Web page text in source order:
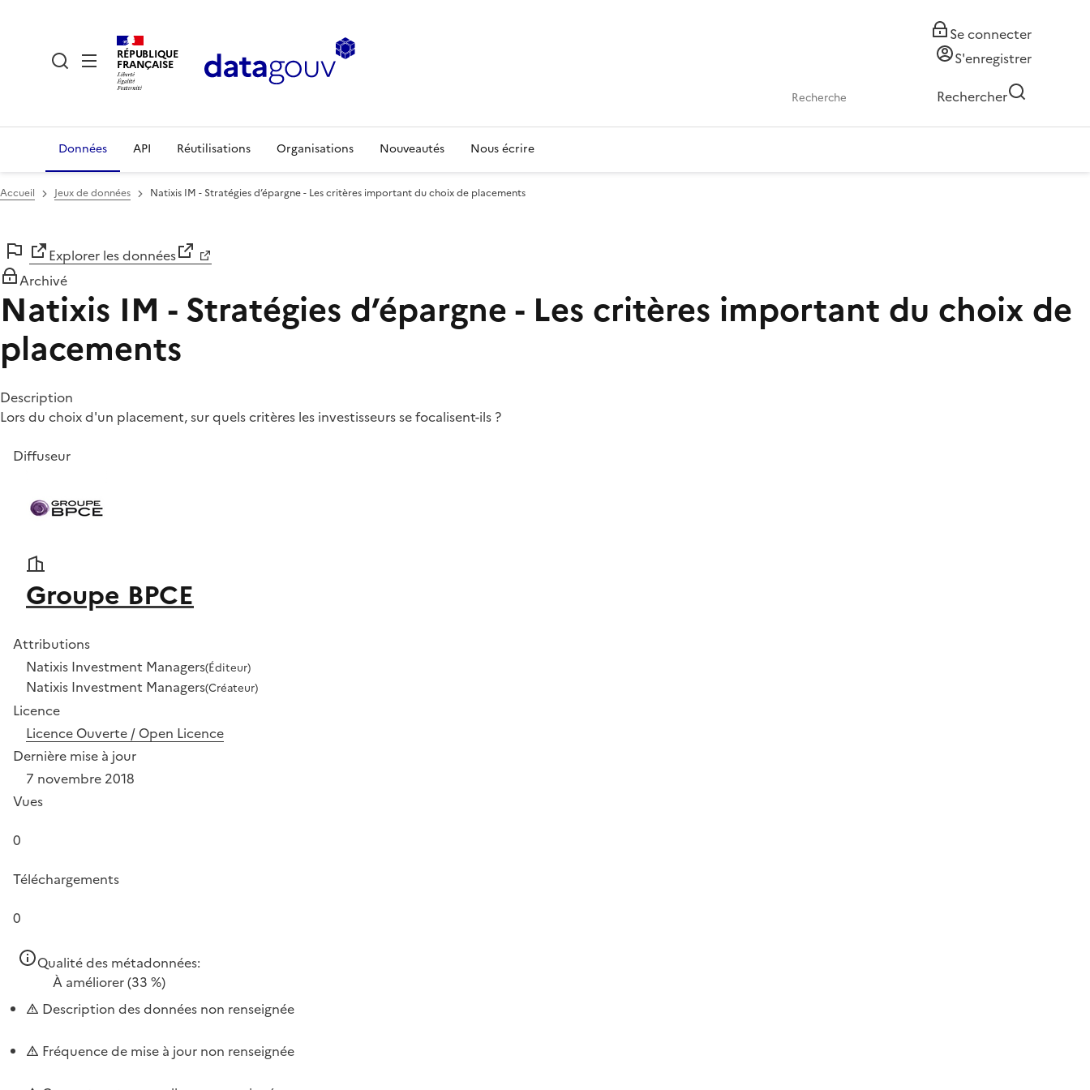
RÉPUBLIQUE
FRANÇAISE
Se connecter
S'enregistrer
Rechercher
Données API Réutilisations Organisations Nouveautés Nous écrire
Accueil Jeux de données Natixis IM - Stratégies d’épargne - Les critères important du choix de placements
Explorer les données
Archivé
Natixis IM - Stratégies d’épargne - Les critères important du choix de
placements
Description
Lors du choix d'un placement, sur quels critères les investisseurs se focalisent-ils ?
Diffuseur
Groupe BPCE
Attributions
Natixis Investment Managers(Éditeur)
Natixis Investment Managers(Créateur)
Licence
Licence Ouverte / Open Licence
Dernière mise à jour
7 novembre 2018
Vues
0
Téléchargements
0
Qualité des métadonnées:
À améliorer(33 %)
Description des données non renseignée
Fréquence de mise à jour non renseignée